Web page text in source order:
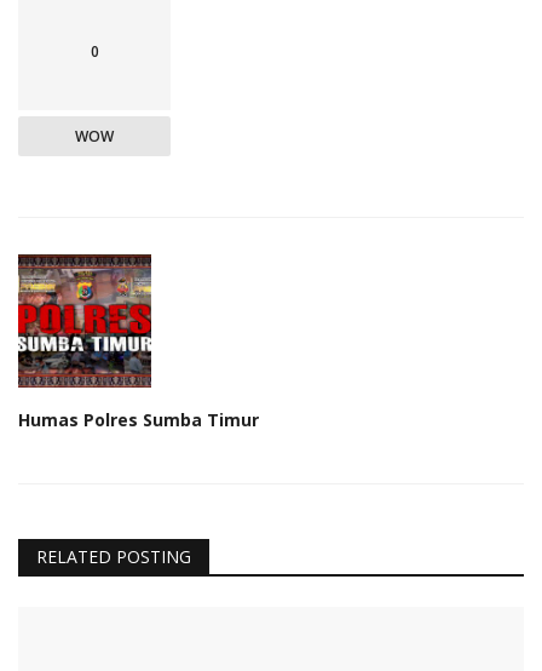
0
WOW
Humas Polres Sumba Timur
RELATED POSTING